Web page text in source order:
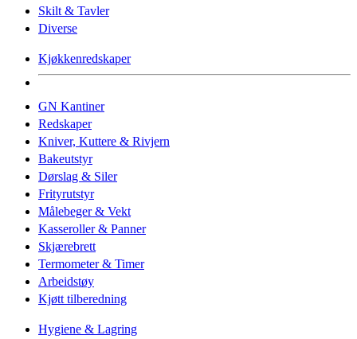
Skilt & Tavler
Diverse
Kjøkkenredskaper
GN Kantiner
Redskaper
Kniver, Kuttere & Rivjern
Bakeutstyr
Dørslag & Siler
Frityrutstyr
Målebeger & Vekt
Kasseroller & Panner
Skjærebrett
Termometer & Timer
Arbeidstøy
Kjøtt tilberedning
Hygiene & Lagring